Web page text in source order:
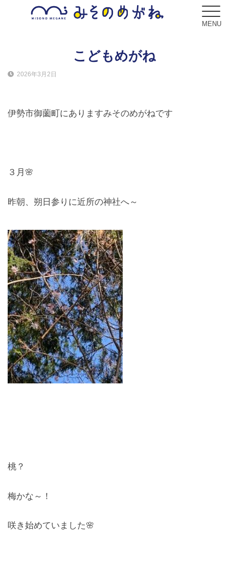
MENU
サービス
Service
フレーム
レンズ
Lens
キッズ
Kids
サングラス
Sun Glasses
補聴器
Hearing Aid
CONTACT
こどもめがね
2026年3月2日
伊勢市御薗町にありますみそのめがねです
３月🌸
昨朝、朔日参りに近所の神社へ～
桃？
梅かな～！
咲き始めていました🌸